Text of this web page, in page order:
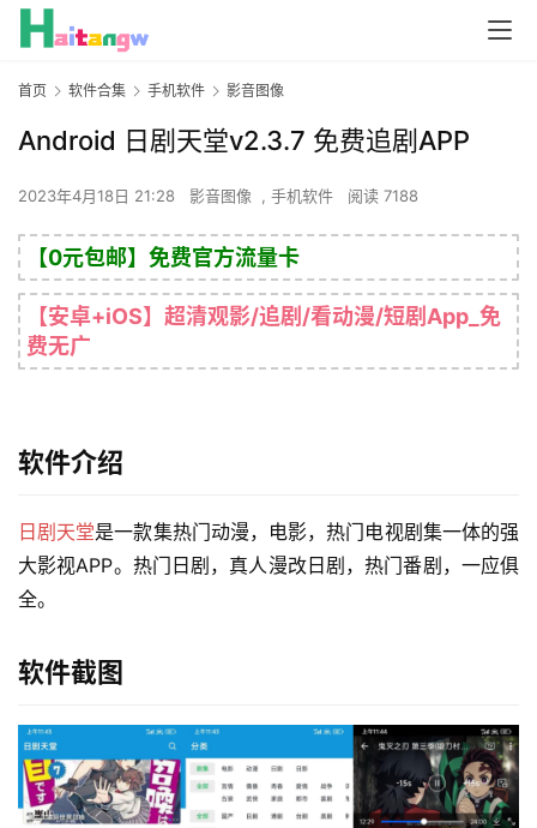
首页 软件合集 手机软件 影音图像
Android 日剧天堂v2.3.7 免费追剧APP
2023年4月18日 21:28 影音图像 , 手机软件 阅读 7188
【0元包邮】免费官方流量卡
【安卓+iOS】超清观影/追剧/看动漫/短剧App_免
费无广
软件介绍
日剧天堂是一款集热门动漫，电影，热门电视剧集一体的强
大影视APP。热门日剧，真人漫改日剧，热门番剧，一应俱
全。
软件截图